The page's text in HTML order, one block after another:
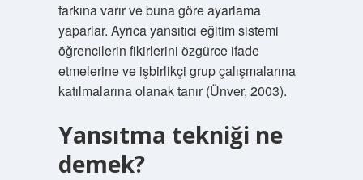
farkına varır ve buna göre ayarlama
yaparlar. Ayrıca yansıtıcı eğitim sistemi
öğrencilerin fikirlerini özgürce ifade
etmelerine ve işbirlikçi grup çalışmalarına
katılmalarına olanak tanır (Ünver, 2003).
Yansıtma tekniği ne
demek?